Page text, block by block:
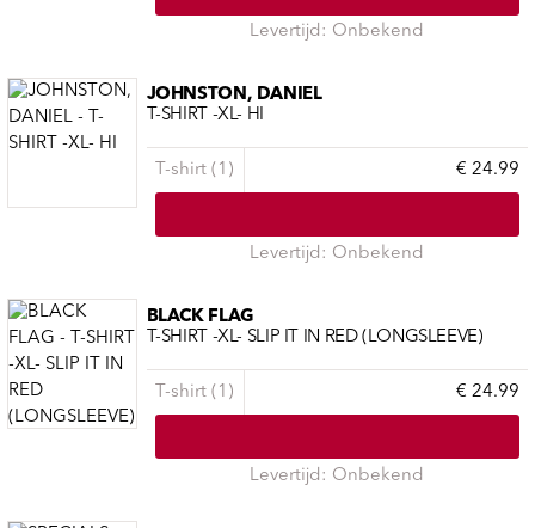
Levertijd: Onbekend
JOHNSTON, DANIEL
T-SHIRT -XL- HI
T-shirt (1) € 24.99
Levertijd: Onbekend
BLACK FLAG
T-SHIRT -XL- SLIP IT IN RED (LONGSLEEVE)
T-shirt (1) € 24.99
Levertijd: Onbekend